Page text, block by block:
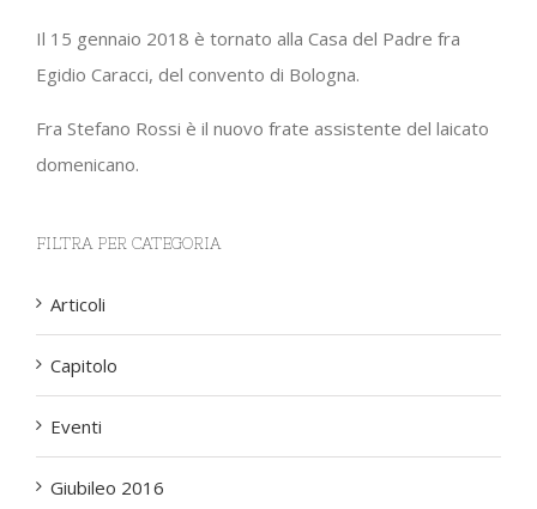
Il 15 gennaio 2018 è tornato alla Casa del Padre fra
Egidio Caracci, del convento di Bologna.
Fra Stefano Rossi è il nuovo frate assistente del laicato
domenicano.
FILTRA PER CATEGORIA
Articoli
Capitolo
Eventi
Giubileo 2016